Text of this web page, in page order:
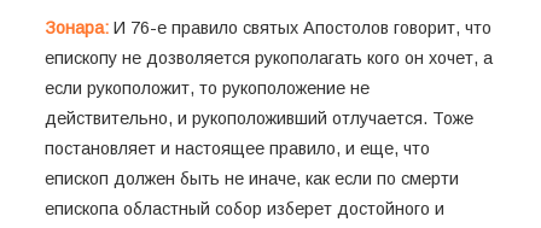
Зонара:И 76-е правило святых Апостолов говорит, что
епископу не дозволяется рукополагать кого он хочет, а
если рукоположит, то рукоположение не
действительно, и рукоположивший отлучается. Тоже
постановляет и настоящее правило, и еще, что
епископ должен быть не иначе, как если по смерти
епископа областный собор изберет достойного и